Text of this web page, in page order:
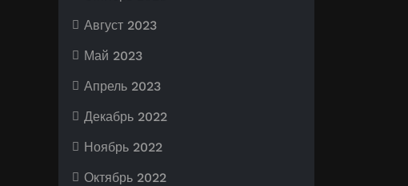
Август 2023
Май 2023
Апрель 2023
Декабрь 2022
Ноябрь 2022
Октябрь 2022